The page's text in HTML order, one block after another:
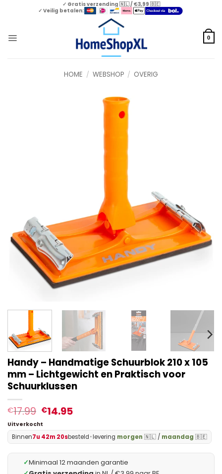
✓ Gratis verzending 🇳🇱 / €3,99 🇧🇪
✓ Veilig betalen:
0
HOME / WEBSHOP / OVERIG
Handy – Handmatige Schuurblok 210 x 105
mm – Lichtgewicht en Praktisch voor
Schuurklussen
€17.99 €14.95
Uitverkocht
Binnen7u 42m 19sbesteld•levering morgen🇳🇱 / maandag🇧🇪
✓Minimaal 12 maanden garantie